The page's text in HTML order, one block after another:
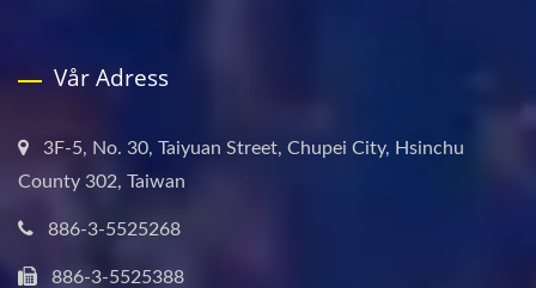
Vår Adress
3F-5, No. 30, Taiyuan Street, Chupei City, Hsinchu
County 302, Taiwan
886-3-5525268
886-3-5525388